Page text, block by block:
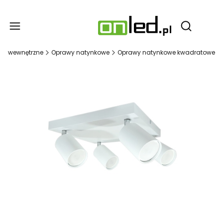
Otwórz
wewnętrzne Oprawy natynkowe Oprawy natynkowe kwadratowe